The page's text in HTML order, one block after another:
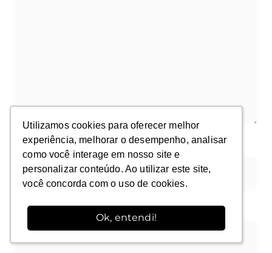
Utilizamos cookies para oferecer melhor
experiência, melhorar o desempenho, analisar
como você interage em nosso site e
personalizar conteúdo. Ao utilizar este site,
você concorda com o uso de cookies.
Ok, entendi!
Utilizamos cookies para oferecer melhor
experiência, melhorar o desempenho, analisar
como você interage em nosso site e
personalizar conteúdo. Ao utilizar este site,
você concorda com o uso de cookies.
Ok, entendi!
Nome *